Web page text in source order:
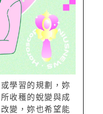
學習的規劃，妳
收穫的蛻變與成
變，妳也希望能